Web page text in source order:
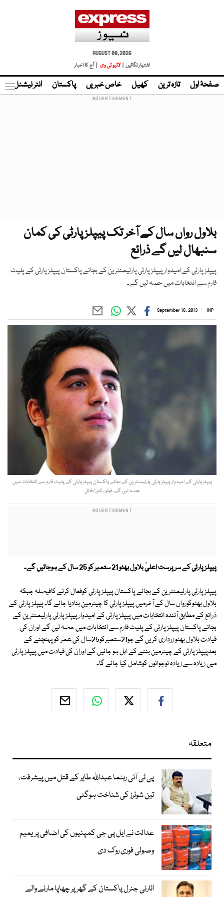
AUGUST 08, 2026
اشتہار لگائیں |
لائیو ٹی وی | آج کا اخبار
صفحۂ اول تازہ ترین کھیل خاص خبریں پاکستان انٹر نیشنل
بلاول رواں سال کے آخر تک پیپلز پارٹی کی کمان
سنبھال لیں گے ذرائع
پیپلزپارٹی کے امیدوار پیپلزپارٹی پارلیمنٹرین کے بجائے پاکستان پیپلزپارٹی کے پلیٹ
فارم سے انتخابات میں حصہ لیں گے۔
INP
September 16, 2013
پیپلزپارٹی کے امیدوار پیپلزپارٹی پارلیمنٹرین کے بجائے پاکستان پیپلزپارٹی کے پلیٹ فارم سے انتخابات میں
حصہ لیں گے۔ فوٹو: رائٹرز/فائل
پیپلزپارٹی کے سرپرست اعلیٰ بلاول بھٹو 21 ستمبر کو 25 سال کے ہوجائیں گے۔
پیپلزپارٹی پارلیمنٹرین کے بجائے پاکستان پیپلزپارٹی کوفعال کرنے کافیصلہ جبکہ
بلاول بھٹوکورواں سال کے آخرمیں پیپلزپارٹی کا چیئرمین بنادیا جائے گا۔ پیپلزپارٹی کے
ذرائع کے مطابق آئندہ انتخابات میں پیپلزپارٹی کے امیدوار پیپلزپارٹی پارلیمنٹرین کے
بجائے پاکستان پیپلزپارٹی کے پلیٹ فارم سے انتخابات میں حصہ لیں گے اوران کی
قیادت بلاول بھٹو زرداری کریں گے جو21ستمبرکو25سال کی عمر کو پہنچنے کے
بعدپیپلزپارٹی کے چیئرمین بننے کے اہل ہو جائیں گے اوران کی قیادت میں پیپلزپارٹی
میں زیادہ سے زیادہ نوجوانوں کوشامل کیا جائے گا۔
متعلقہ
پی ٹی آئی رہنما عبداللہ طایر کے قتل میں پیشرفت،
تین شوٹرز کی شناخت ہوگئی
عدالت نے ایل پی جی کمپنیوں کی اضافی پریمیم
وصولی فوری روک دی
اٹارنی جنرل پاکستان کے گھر پر چھاپا مارنے والے